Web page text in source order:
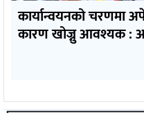
कार्यान्वयनको चरणमा
कारण खोज्नु आवश्यक :